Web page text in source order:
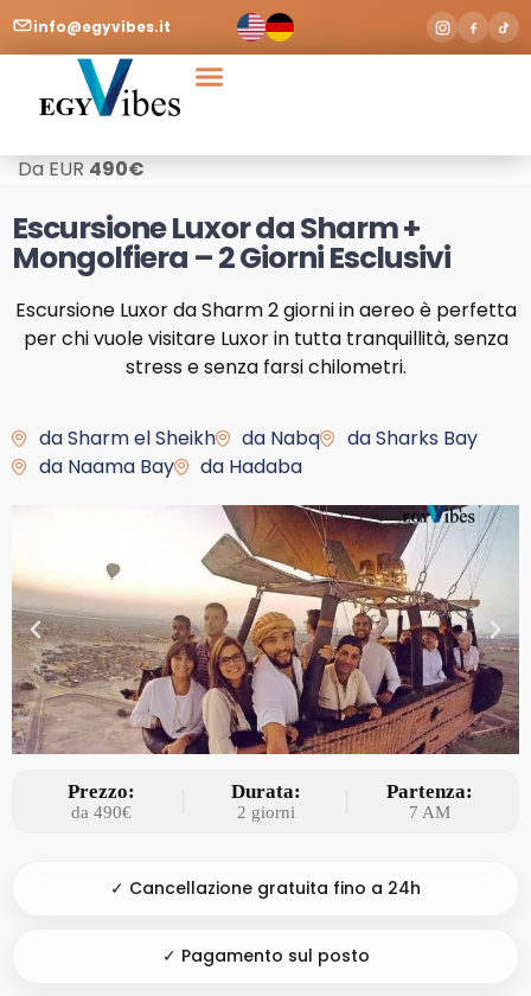
info@egyvibes.it
Da EUR 490€
Escursione Luxor da Sharm +
Mongolfiera – 2 Giorni Esclusivi
Escursione Luxor da Sharm 2 giorni in aereo è perfetta
per chi vuole visitare Luxor in tutta tranquillità, senza
stress e senza farsi chilometri.
da Sharm el Sheikh da Nabq
da Sharks Bay
da Naama Bay
da Hadaba
Prezzo:
da 490€
Durata:
2 giorni
Partenza:
7 AM
✓ Cancellazione gratuita fino a 24h
✓ Pagamento sul posto